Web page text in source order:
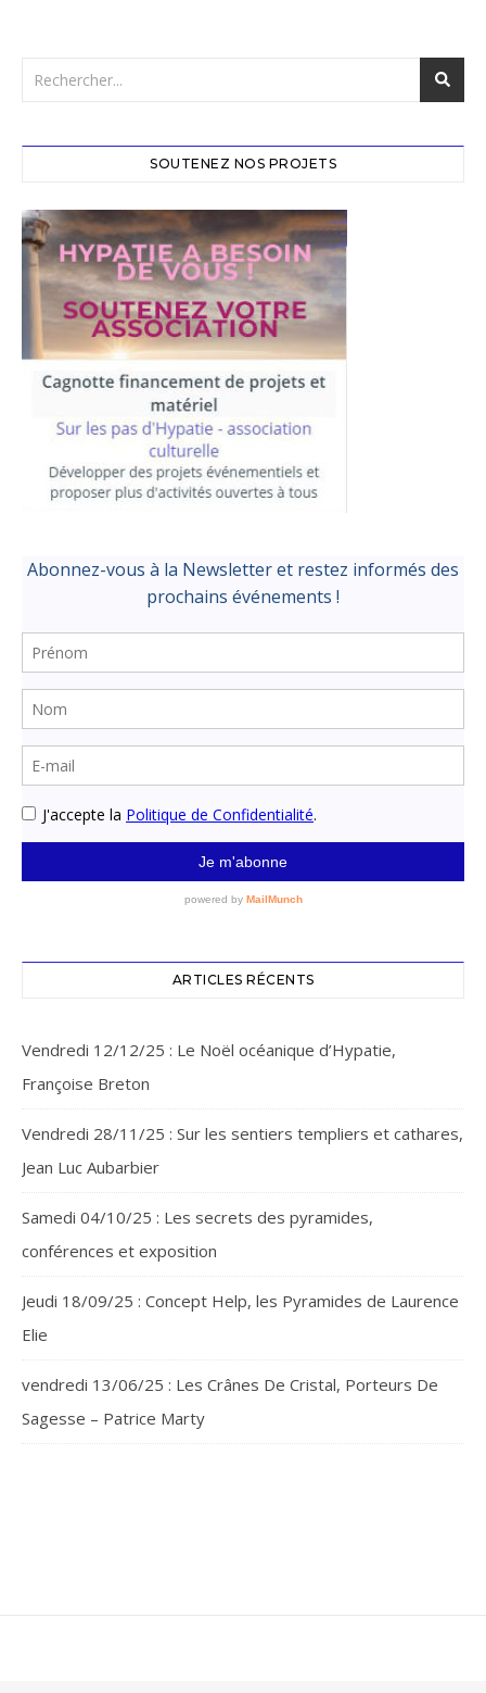
SOUTENEZ NOS PROJETS
ARTICLES RÉCENTS
Vendredi 12/12/25 : Le Noël océanique d’Hypatie,
Françoise Breton
Vendredi 28/11/25 : Sur les sentiers templiers et cathares,
Jean Luc Aubarbier
Samedi 04/10/25 : Les secrets des pyramides,
conférences et exposition
Jeudi 18/09/25 : Concept Help, les Pyramides de Laurence
Elie
vendredi 13/06/25 : Les Crânes De Cristal, Porteurs De
Sagesse – Patrice Marty